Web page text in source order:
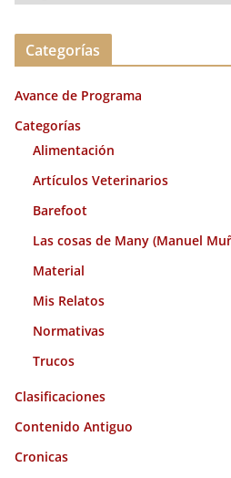
r
c
v
o
Categorías
Avance de Programa
Categorías
Alimentación
Artículos Veterinarios
Barefoot
Las cosas de Many (Manuel
Material
Mis Relatos
Normativas
Trucos
Clasificaciones
Contenido Antiguo
Cronicas